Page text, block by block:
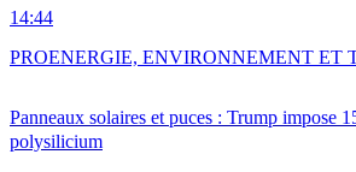
14:44
Panneaux solaires et puces : Trump impose
polysilicium
PROENERGIE, ENVIRONNEMENT ET